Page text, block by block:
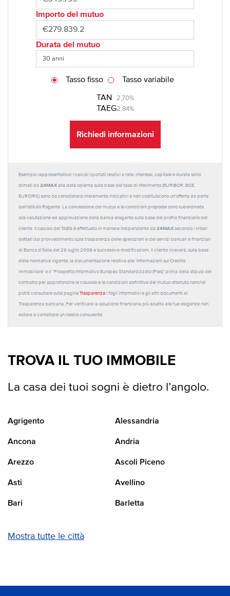
Importo del mutuo
Durata del mutuo
TAN 2,70%
TAEG2,84%
Tasso fisso Tasso variabile
Richiedi informazioni
Esempio rappresentativo: I calcoli riportati relativi a rate, interessi, capitale e durata sono
stimati da 24MAX alla data odierna sulla base dei tassi di riferimento (EURIBOR, BCE,
EUROIRS) sono da considerarsi meramente indicativi e non costituiscono un'offerta da parte
dell'Istituto Rogante. La concessione del mutuo e le condizioni proposte sono subordinate
alla valutazione ed approvazione della banca erogante sulla base del profilo finanziario del
cliente. Il calcolo del TAEG è effettuato in maniera indipendente da 24MAX secondo i criteri
dettati dal provvedimento sulla trasparenza delle operazioni e dei servizi bancari e finanziari
di Banca d'Italia del 29 luglio 2009 e successive modificazioni. Il cliente riceverà, sulla base
della normativa vigente, la documentazione relativa alle 'Informazioni sul Credito
Immobiliare' e il “Prospetto Informativo Europeo Standardizzato (Pies)' prima della stipula del
contratto per approfondire le clausole e le condizioni definitive del mutuo ottenuto nonché
potrà consultare sulla pagina Trasparenza i fogli informativi e gli altri documenti di
Trasparenza bancaria. Per verificare la soluzione finanziaria più adatta alle tue esigenze non
esitare a contattare un nostro consulente.
TROVA IL TUO IMMOBILE
La casa dei tuoi sogni è dietro l’angolo.
Agrigento Alessandria
Ancona Andria
Arezzo Ascoli Piceno
Asti Avellino
Bari Barletta
Mostra tutte le città